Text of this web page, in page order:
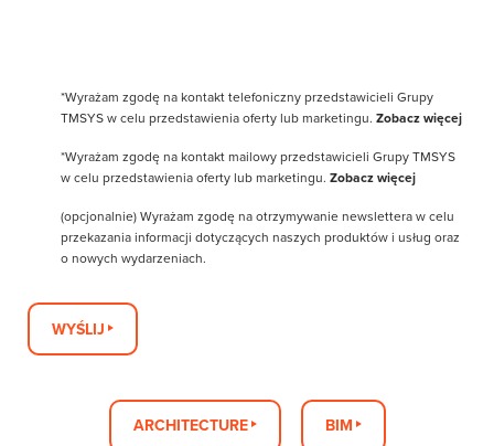
*Wyrażam zgodę na kontakt telefoniczny przedstawicieli Grupy
TMSYS w celu przedstawienia oferty lub marketingu. Zobacz więcej
*Wyrażam zgodę na kontakt mailowy przedstawicieli Grupy TMSYS
w celu przedstawienia oferty lub marketingu. Zobacz więcej
(opcjonalnie) Wyrażam zgodę na otrzymywanie newslettera w celu
przekazania informacji dotyczących naszych produktów i usług oraz
o nowych wydarzeniach.
WYŚLIJ
ARCHITECTURE BIM